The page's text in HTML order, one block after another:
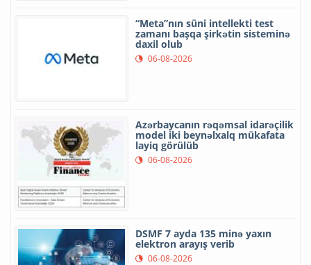
“Meta”nın süni intellekti test
zamanı başqa şirkətin sisteminə
daxil olub
06-08-2026
Azərbaycanın rəqəmsal idarəçilik
model iki beynəlxalq mükafata
layiq görülüb
06-08-2026
DSMF 7 ayda 135 minə yaxın
elektron arayış verib
06-08-2026